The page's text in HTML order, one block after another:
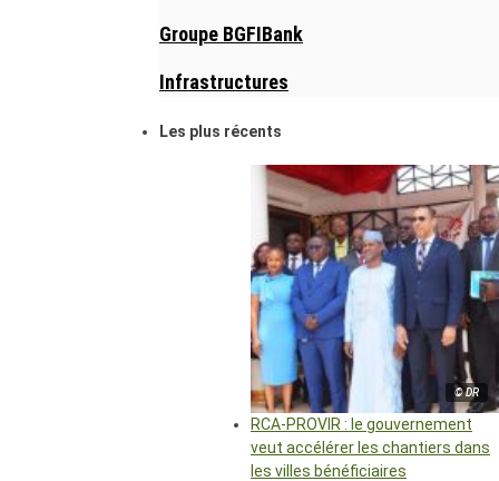
Groupe BGFIBank
Infrastructures
Les plus récents
© DR
RCA-PROVIR : le gouvernement
veut accélérer les chantiers dans
les villes bénéficiaires